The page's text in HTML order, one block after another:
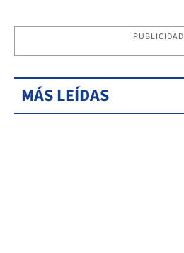
PUBLICIDAD
MÁS LEÍDAS